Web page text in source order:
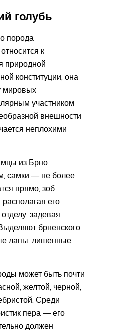
голубь
порода
к
природной
конституции, она
мировых
участником
внешности
неплохими
из Брно
самки — не более
прямо, зоб
его
задевая
брненского
лапы, лишенные
может быть почти
желтой, черной,
Среди
пера — его
должен